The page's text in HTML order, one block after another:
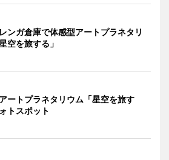
ンガ倉庫で体感型アートプラネタリ
空を旅する」
ートプラネタリウム「星空を旅す
トスポット